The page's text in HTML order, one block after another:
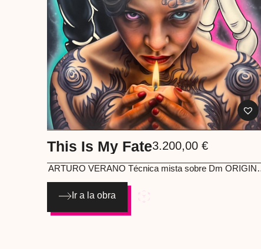
This Is My Fate3.200,00 €
ARTURO VERANO Técnica mista sobre Dm
Ir a la obra